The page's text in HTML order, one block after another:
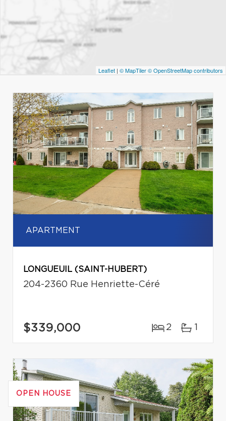
Leaflet | © MapTiler© OpenStreetMap contributors
APARTMENT
LONGUEUIL (SAINT-HUBERT)
204-2360 Rue Henriette-Céré
$339,000 2 1
OPEN HOUSE